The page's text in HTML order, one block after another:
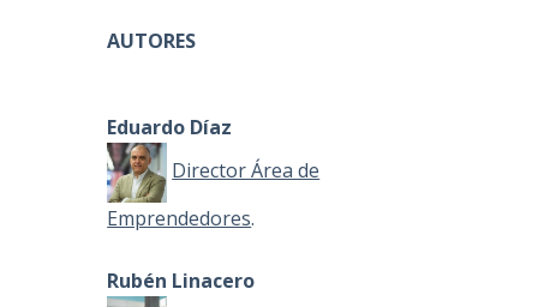
AUTORES
Eduardo Díaz
Director Área de
Emprendedores.
Rubén Linacero